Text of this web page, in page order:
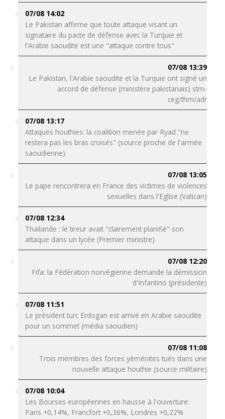
07/08 14:02
Le Pakistan affirme que toute attaque visant un
signataire du pacte de défense avec la Turquie et
l'Arabie saoudite est une "attaque contre tous"
07/08 13:39
Le Pakistan, l'Arabie saoudite et la Turquie ont signé un
accord de défense (ministère pakistanais) stm-
ceg/thm/adr
07/08 13:17
Attaques houthies: la coalition menée par Ryad "ne
restera pas les bras croisés" (source proche de l'armée
saoudienne)
07/08 13:05
Le pape rencontrera en France des victimes de violences
sexuelles dans l'Eglise (Vatican)
07/08 12:34
Thaïlande : le tireur avait "clairement planifié" son
attaque dans un lycée (Premier ministre)
07/08 12:20
Fifa: la Fédération norvégienne demande la démission
d'Infantino (présidente)
07/08 11:51
Le président turc Erdogan est arrivé en Arabie saoudite
pour un sommet (média saoudien)
07/08 11:08
Trois membres des forces yéménites tués dans une
nouvelle attaque houthie (source militaire)
07/08 10:04
Les Bourses européennes en hausse à l'ouverture:
Paris +0,14%, Francfort +0,36%, Londres +0,22%